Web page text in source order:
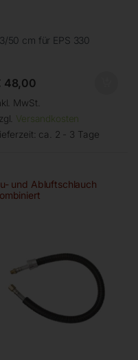
50 cm für EPS 330
48,00
MwSt.
Versandkosten
ca. 2 - 3 Tage
und Abluftschlauch